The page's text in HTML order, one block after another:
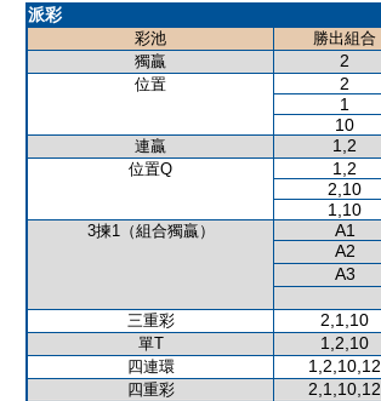
派彩
彩池 勝出組合
獨贏
2
位置 2
1
10
連贏 1,2
位置Q 1,2
2,10
1,10
3揀1（組合獨贏） A1
A2
A3
三重彩
2,1,10
單T 1,2,10
四連環 1,2,10,12
四重彩 2,1,10,12